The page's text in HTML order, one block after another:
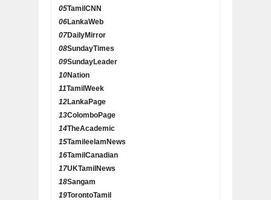
05TamilCNN
06LankaWeb
07DailyMirror
08SundayTimes
09SundayLeader
10Nation
11TamilWeek
12LankaPage
13ColomboPage
14TheAcademic
15TamileelamNews
16TamilCanadian
17UKTamilNews
18Sangam
19TorontoTamil